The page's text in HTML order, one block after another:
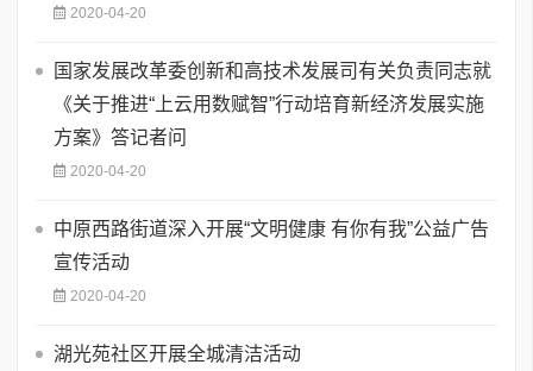
2020-04-20
国家发展改革委创新和高技术发展司有关负责同志就
《关于推进“上云用数赋智”行动培育新经济发展实施
方案》答记者问
2020-04-20
中原西路街道深入开展“文明健康 有你有我”公益广告
宣传活动
2020-04-20
湖光苑社区开展全城清洁活动